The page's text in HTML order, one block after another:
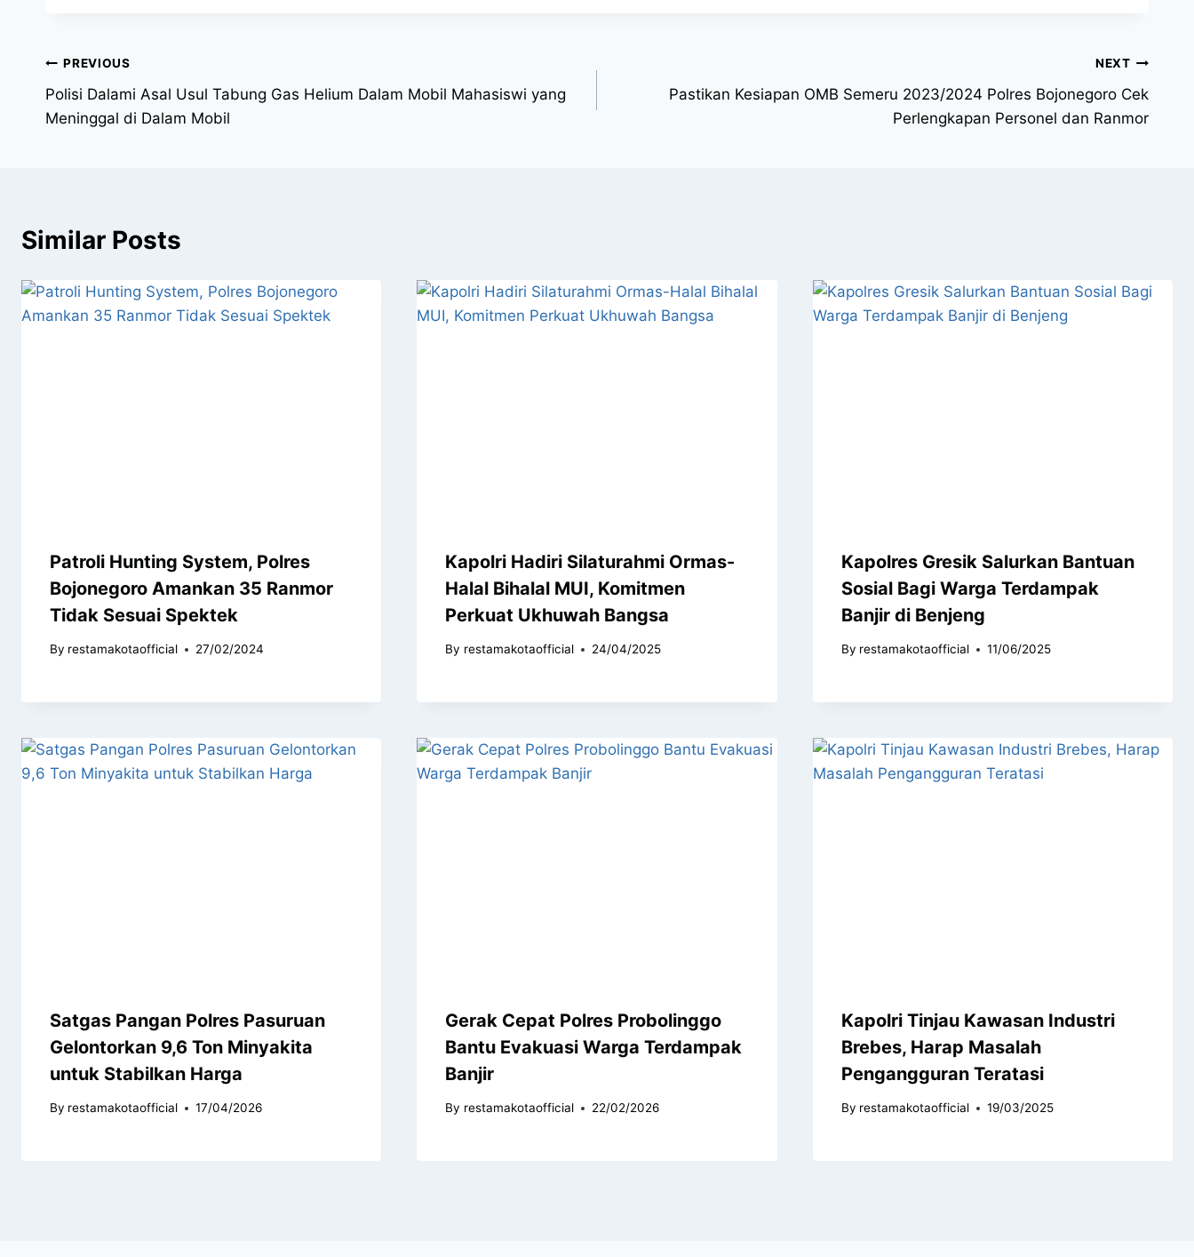
PREVIOUS
Polisi Dalami Asal Usul Tabung Gas Helium Dalam Mobil Mahasiswi yang
Meninggal di Dalam Mobil
NEXT
Pastikan Kesiapan OMB Semeru 2023/2024 Polres Bojonegoro Cek
Perlengkapan Personel dan Ranmor
Similar Posts
Patroli Hunting System, Polres
Bojonegoro Amankan 35 Ranmor
Tidak Sesuai Spektek
By restamakotaofficial 27/02/2024
Kapolri Hadiri Silaturahmi Ormas-
Halal Bihalal MUI, Komitmen
Perkuat Ukhuwah Bangsa
By restamakotaofficial 24/04/2025
Kapolres Gresik Salurkan Bantuan
Sosial Bagi Warga Terdampak
Banjir di Benjeng
By restamakotaofficial 11/06/2025
Satgas Pangan Polres Pasuruan
Gelontorkan 9,6 Ton Minyakita
untuk Stabilkan Harga
By restamakotaofficial 17/04/2026
Gerak Cepat Polres Probolinggo
Bantu Evakuasi Warga Terdampak
Banjir
By restamakotaofficial 22/02/2026
Kapolri Tinjau Kawasan Industri
Brebes, Harap Masalah
Pengangguran Teratasi
By restamakotaofficial 19/03/2025